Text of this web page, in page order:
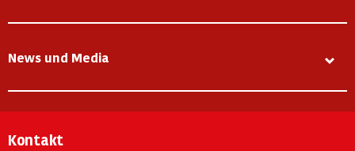
News und Media
Kontakt